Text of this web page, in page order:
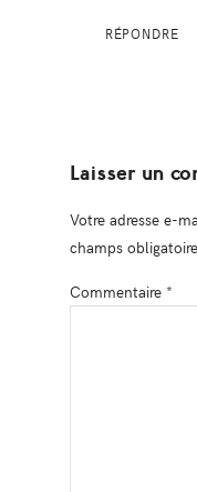
RÉPONDRE
Laisser un
Votre adresse e-
champs
Commentaire *